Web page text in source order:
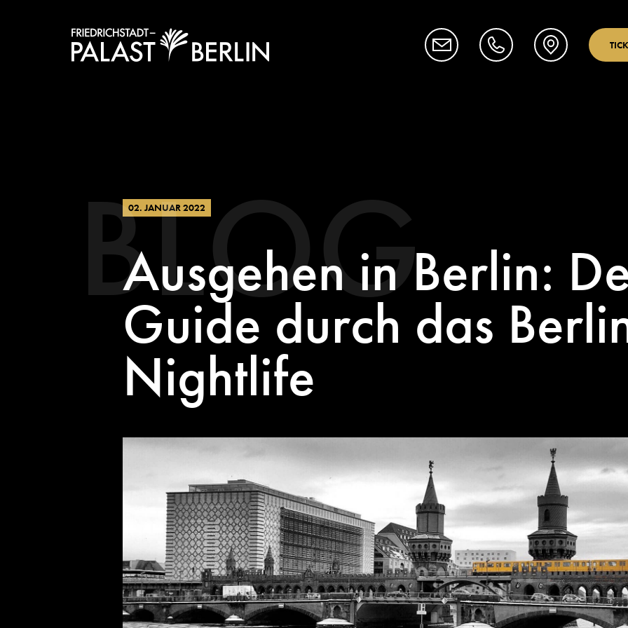
BLOG
02. JANUAR 2022
Ausgehen in Berlin:
Guide durch das
Nightlife